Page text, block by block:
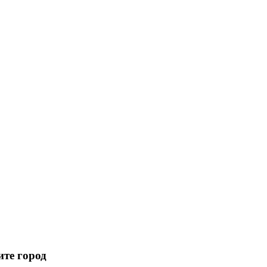
город